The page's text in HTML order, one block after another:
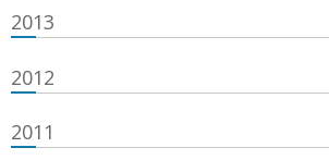
2013
2012
2011